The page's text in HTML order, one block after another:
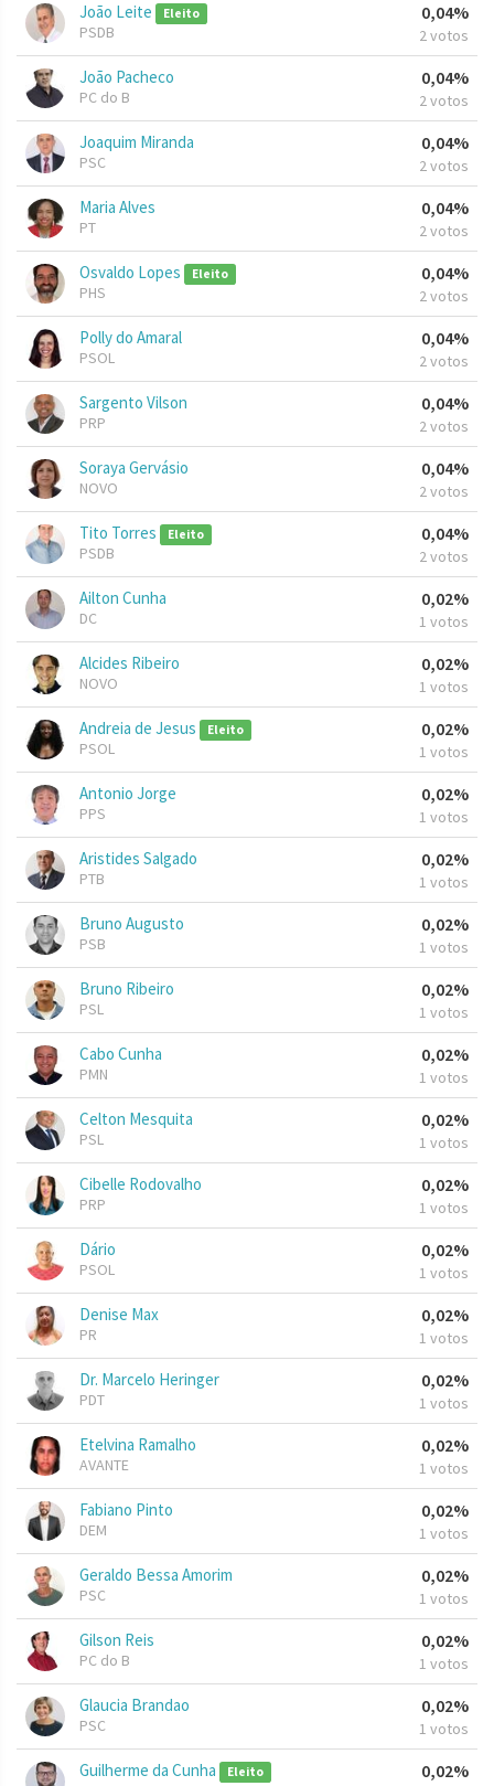
João Leite Eleito
PSDB
0,04%
2 votos
João Pacheco
PC do B
0,04%
2 votos
Joaquim Miranda
PSC
0,04%
2 votos
Maria Alves
PT
0,04%
2 votos
Osvaldo Lopes Eleito
PHS
0,04%
2 votos
Polly do Amaral
PSOL
0,04%
2 votos
Sargento Vilson
PRP
0,04%
2 votos
Soraya Gervásio
NOVO
0,04%
2 votos
Tito Torres Eleito
PSDB
0,04%
2 votos
Ailton Cunha
DC
0,02%
1 votos
Alcides Ribeiro
NOVO
0,02%
1 votos
Andreia de Jesus Eleito
PSOL
0,02%
1 votos
Antonio Jorge
PPS
0,02%
1 votos
Aristides Salgado
PTB
0,02%
1 votos
Bruno Augusto
PSB
0,02%
1 votos
Bruno Ribeiro
PSL
0,02%
1 votos
Cabo Cunha
PMN
0,02%
1 votos
Celton Mesquita
PSL
0,02%
1 votos
Cibelle Rodovalho
PRP
0,02%
1 votos
Dário
PSOL
0,02%
1 votos
Denise Max
PR
0,02%
1 votos
Dr. Marcelo Heringer
PDT
0,02%
1 votos
Etelvina Ramalho
AVANTE
0,02%
1 votos
Fabiano Pinto
DEM
0,02%
1 votos
Geraldo Bessa Amorim
PSC
0,02%
1 votos
Gilson Reis
PC do B
0,02%
1 votos
Glaucia Brandao
PSC
0,02%
1 votos
Guilherme da Cunha Eleito 0,02%